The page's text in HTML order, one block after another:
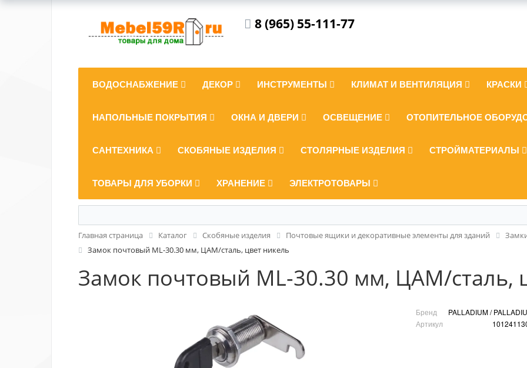
8 (965) 55-111-77
ВОДОСНАБЖЕНИЕ ДЕКОР ИНСТРУМЕНТЫ КЛИМАТ И ВЕНТИЛЯЦИЯ КРАСКИ
НАПОЛЬНЫЕ ПОКРЫТИЯ ОКНА И ДВЕРИ ОСВЕЩЕНИЕ ОТОПИТЕЛЬНОЕ
САНТЕХНИКА СКОБЯНЫЕ ИЗДЕЛИЯ СТОЛЯРНЫЕ ИЗДЕЛИЯ СТРОЙМАТЕРИАЛЫ
ТОВАРЫ ДЛЯ УБОРКИ ХРАНЕНИЕ ЭЛЕКТРОТОВАРЫ
Главная страница Каталог Скобяные изделия Почтовые ящики и декоративные элементы для зданий
Замок почтовый ML-30.30 мм, ЦАМ/сталь, цвет никель
Замок почтовый ML-30.30 мм, ЦАМ/сталь,
Бренд
PALLADIUM /
Артикул